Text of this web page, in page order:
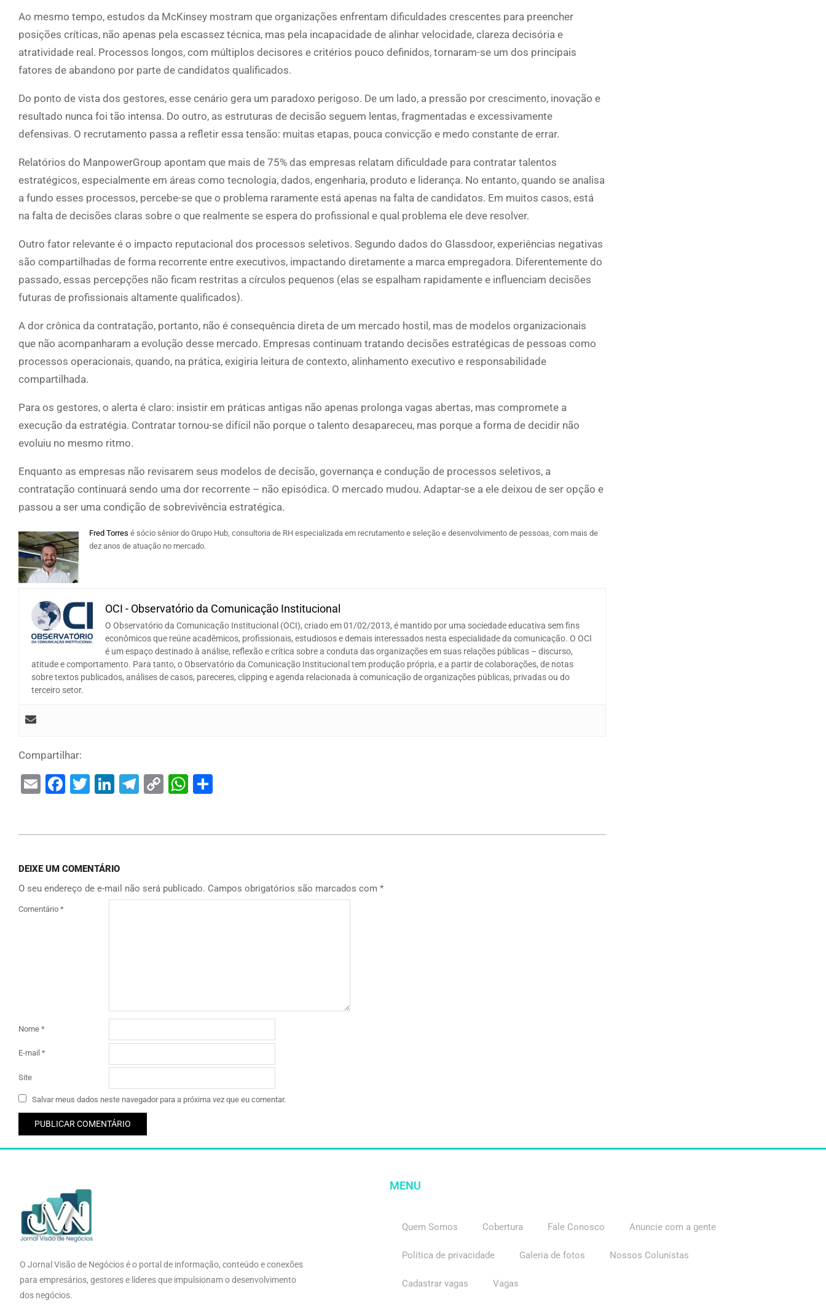
Ao mesmo tempo, estudos da McKinsey mostram que organizações enfrentam dificuldades crescentes para preencher
posições críticas, não apenas pela escassez técnica, mas pela incapacidade de alinhar velocidade, clareza decisória e
atratividade real. Processos longos, com múltiplos decisores e critérios pouco definidos, tornaram-se um dos principais
fatores de abandono por parte de candidatos qualificados.
Do ponto de vista dos gestores, esse cenário gera um paradoxo perigoso. De um lado, a pressão por crescimento, inovação e
resultado nunca foi tão intensa. Do outro, as estruturas de decisão seguem lentas, fragmentadas e excessivamente
defensivas. O recrutamento passa a refletir essa tensão: muitas etapas, pouca convicção e medo constante de errar.
Relatórios do ManpowerGroup apontam que mais de 75% das empresas relatam dificuldade para contratar talentos
estratégicos, especialmente em áreas como tecnologia, dados, engenharia, produto e liderança. No entanto, quando se analisa
a fundo esses processos, percebe-se que o problema raramente está apenas na falta de candidatos. Em muitos casos, está
na falta de decisões claras sobre o que realmente se espera do profissional e qual problema ele deve resolver.
Outro fator relevante é o impacto reputacional dos processos seletivos. Segundo dados do Glassdoor, experiências negativas
são compartilhadas de forma recorrente entre executivos, impactando diretamente a marca empregadora. Diferentemente do
passado, essas percepções não ficam restritas a círculos pequenos (elas se espalham rapidamente e influenciam decisões
futuras de profissionais altamente qualificados).
A dor crônica da contratação, portanto, não é consequência direta de um mercado hostil, mas de modelos organizacionais
que não acompanharam a evolução desse mercado. Empresas continuam tratando decisões estratégicas de pessoas como
processos operacionais, quando, na prática, exigiria leitura de contexto, alinhamento executivo e responsabilidade
compartilhada.
Para os gestores, o alerta é claro: insistir em práticas antigas não apenas prolonga vagas abertas, mas compromete a
execução da estratégia. Contratar tornou-se difícil não porque o talento desapareceu, mas porque a forma de decidir não
evoluiu no mesmo ritmo.
Enquanto as empresas não revisarem seus modelos de decisão, governança e condução de processos seletivos, a
contratação continuará sendo uma dor recorrente – não episódica. O mercado mudou. Adaptar-se a ele deixou de ser opção e
passou a ser uma condição de sobrevivência estratégica.
Fred Torres é sócio sênior do Grupo Hub, consultoria de RH especializada em recrutamento e seleção e desenvolvimento de pessoas, com mais de
dez anos de atuação no mercado.
OCI - Observatório da Comunicação Institucional
O Observatório da Comunicação Institucional (OCI), criado em 01/02/2013, é mantido por uma sociedade educativa sem fins
econômicos que reúne acadêmicos, profissionais, estudiosos e demais interessados nesta especialidade da comunicação. O OCI
é um espaço destinado à análise, reflexão e crítica sobre a conduta das organizações em suas relações públicas – discurso,
atitude e comportamento. Para tanto, o Observatório da Comunicação Institucional tem produção própria, e a partir de colaborações, de notas
sobre textos publicados, análises de casos, pareceres, clipping e agenda relacionada à comunicação de organizações públicas, privadas ou do
terceiro setor.
Compartilhar:
EmailFacebook
Twitter
LinkedIn
Telegram
CopyWhatsApp
DEIXE UM COMENTÁRIO
O seu endereço de e-mail não será publicado. Campos obrigatórios são marcados com *
Comentário *
Nome *
E-mail *
Site
Salvar meus dados neste navegador para a próxima vez que eu comentar.
O Jornal Visão de Negócios é o portal de informação, conteúdo e conexões
para empresários, gestores e líderes que impulsionam o desenvolvimento
dos negócios.
MENU
Quem Somos Cobertura Fale Conosco Anuncie com a gente
Política de privacidade Galeria de fotos Nossos Colunistas
Cadastrar vagas Vagas